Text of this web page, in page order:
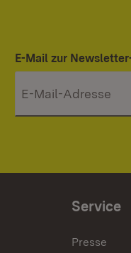
E-Mail zur
Service
Presse